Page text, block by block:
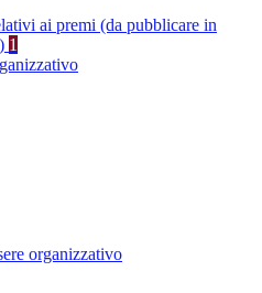
ai premi (da pubblicare in
1
organizzativo